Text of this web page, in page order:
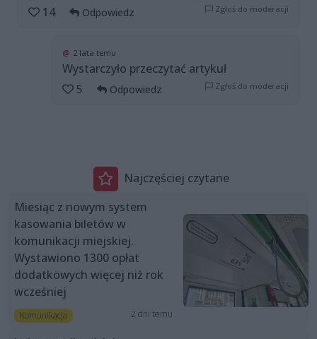
14
Odpowiedz Zgłoś do moderacji
@ 2 lata temu
Wystarczyło przeczytać artykuł
5
Odpowiedz Zgłoś do moderacji
Najczęściej czytane
Miesiąc z nowym system
kasowania biletów w
komunikacji miejskiej.
Wystawiono 1300 opłat
dodatkowych więcej niż rok
wcześniej
Komunikacja 2 dni temu